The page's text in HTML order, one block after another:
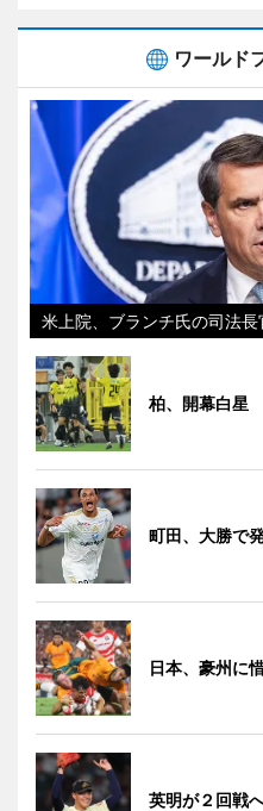
ワールド
米上院、ブランチ氏の司法
柏、開幕白星
町田、大勝で
日本、豪州に
英明が２回戦